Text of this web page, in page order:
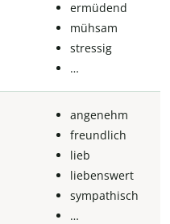
ermüdend
mühsam
stressig
…
angenehm
freundlich
lieb
liebenswert
sympathisch
…